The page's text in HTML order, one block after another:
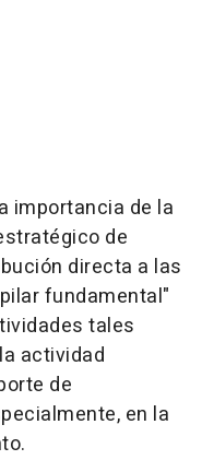
importancia de la
de
directa a las
fundamental"
tales
actividad
de
en la